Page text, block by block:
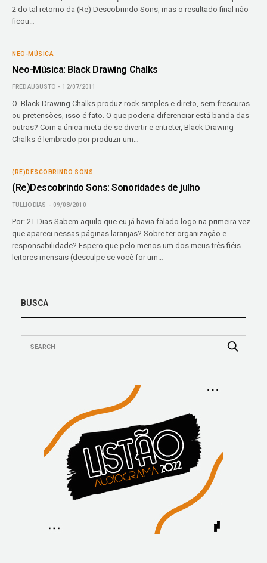
2 do tal retorno da (Re) Descobrindo Sons, mas o resultado final não
ficou…
NEO-MÚSICA
Neo-Música: Black Drawing Chalks
FRED AUGUSTO 12/07/2011
O Black Drawing Chalks produz rock simples e direto, sem frescuras
ou pretensões, isso é fato. O que poderia diferenciar está banda das
outras? Com a única meta de se divertir e entreter, Black Drawing
Chalks é lembrado por produzir um…
(RE)DESCOBRINDO SONS
(Re)Descobrindo Sons: Sonoridades de julho
TULLIO DIAS 09/08/2010
Por: 2T Dias Sabem aquilo que eu já havia falado logo na primeira vez
que apareci nessas páginas laranjas? Sobre ter organização e
responsabilidade? Espero que pelo menos um dos meus três fiéis
leitores mensais (desculpe se você for um…
BUSCA